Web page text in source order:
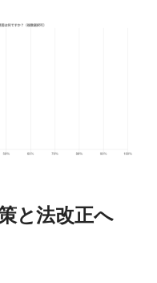
と法改正へ